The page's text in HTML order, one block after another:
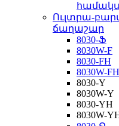
Ուլտրա-
ճաղաշար
8030-Ֆ
8030W-F
8030-FH
8030W-FH
8030-Y
8030W-Y
8030-YH
8030W-